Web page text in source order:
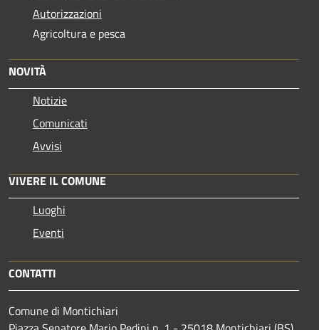
Autorizzazioni
Agricoltura e pesca
NOVITÀ
Notizie
Comunicati
Avvisi
VIVERE IL COMUNE
Luoghi
Eventi
CONTATTI
Comune di Montichiari